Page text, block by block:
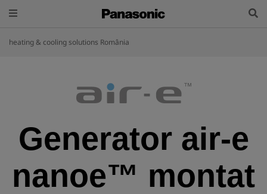
heating & cooling solutions România
Generator air-e
nanoe™ montat